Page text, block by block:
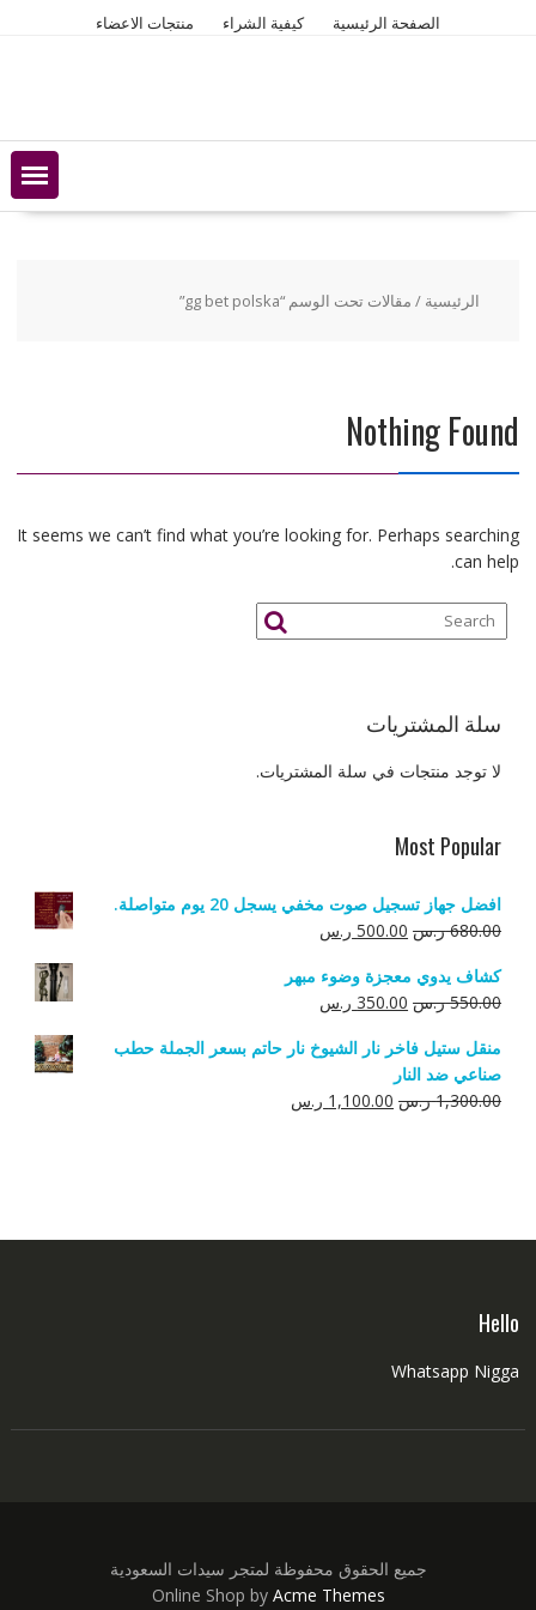
الصفحة الرئيسية كيفية الشراء منتجات الاعضاء
الرئيسية / مقالات تحت الوسم “gg bet polska”
Nothing Found
It seems we can’t find what you’re looking for. Perhaps searching
can help.
سلة المشتريات
لا توجد منتجات في سلة المشتريات.
Most Popular
افضل جهاز تسجيل صوت مخفي يسجل 20 يوم متواصلة.
680.00 ر.س السعر
هو:
680.00 ر.س.
500.00 ر.سالسعر
هو:
500.00 ر.س.
كشاف يدوي معجزة وضوء مبهر
550.00 ر.س السعر
هو:
550.00 ر.س.
350.00 ر.سالسعر
هو:
منقل ستيل فاخر نار الشيوخ نار حاتم بسعر الجملة حطب
صناعي ضد النار
1,300.00 ر.س السعر
1,100.00 ر.سالسعر
Hello
Whatsapp Nigga
جميع الحقوق محفوظة لمتجر سيدات السعودية
Online Shop by Acme Themes